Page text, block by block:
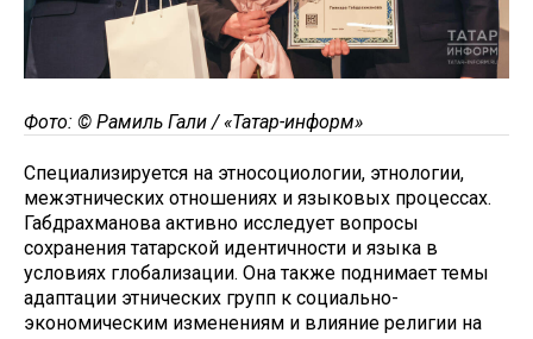
Фото: © Рамиль Гали / «Татар-информ»
Специализируется на этносоциологии, этнологии,
межэтнических отношениях и языковых процессах.
Габдрахманова активно исследует вопросы
сохранения татарской идентичности и языка в
условиях глобализации. Она также поднимает темы
адаптации этнических групп к социально-
экономическим изменениям и влияние религии на